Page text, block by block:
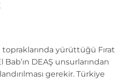
yürüttüğü Fırat
Bab’ın DEAŞ unsurlarından
gerekir. Türkiye